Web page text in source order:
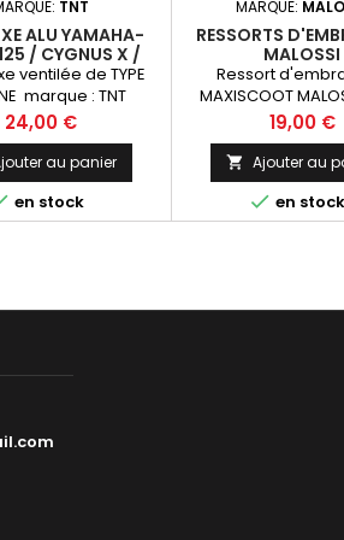
TNT
ALU YAMAHA-
/ CYGNUS X /
125
ventilée de TYPE
marque : TNT
Prix
24,00 €
au panier
en stock
MARQUE:
RESSORTS
MALOSSI
Ressort
MAXISCOOT
Xmax 125 /
pour embrayage
Prix
19,00 €
 Ajouter au
 en stock